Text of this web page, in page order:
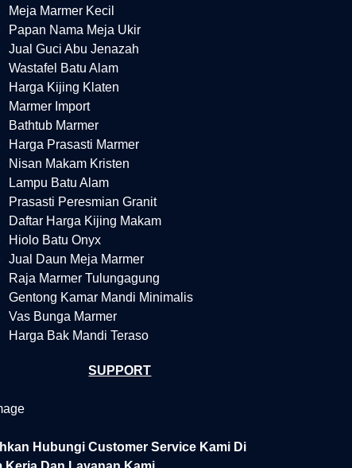
Meja Marmer Kecil
Papan Nama Meja Ukir
Jual Guci Abu Jenazah
Wastafel Batu Alam
Harga Kijing Klaten
Marmer Import
Bathtub Marmer
Harga Prasasti Marmer
Nisan Makam Kristen
Lampu Batu Alam
Prasasti Peresmian Granit
Daftar Harga Kijing Makam
Hiolo Batu Onyx
Jual Daun Meja Marmer
Raja Marmer Tulungagung
Gentong Kamar Mandi Minimalis
Vas Bunga Marmer
Harga Bak Mandi Teraso
SUPPORT
Hubungi Customer Service Kami Di